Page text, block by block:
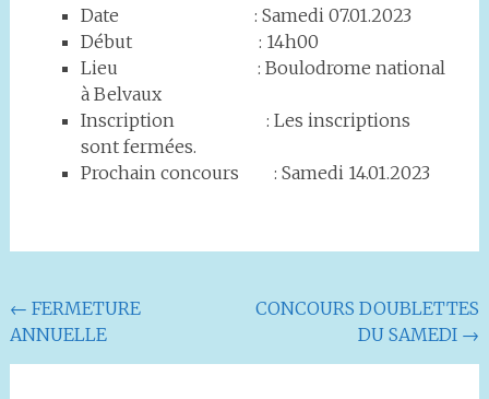
Date : Samedi 07.01.2023
Début : 14h00
Lieu : Boulodrome national
à Belvaux
Inscription : Les inscriptions
sont fermées.
Prochain concours : Samedi 14.01.2023
Navigation
de
← FERMETURE
ANNUELLE
CONCOURS DOUBLETTES
DU SAMEDI →